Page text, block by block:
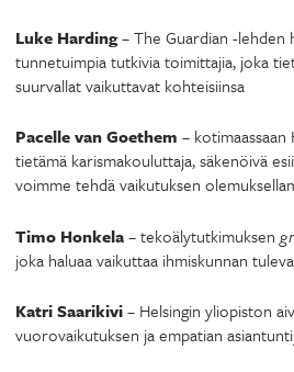
Luke Harding– The Guardian -lehden
tunnetuimpia tutkivia toimittajia, joka
suurvallat vaikuttavat kohteisiinsa
Pacelle van Goethem – kotimaassaan
tietämä karismakouluttaja, säkenöivä
voimme tehdä vaikutuksen
Timo Honkela– tekoälytutkimuksen
joka haluaa vaikuttaa ihmiskunnan
Katri Saarikivi– Helsingin yliopiston
vuorovaikutuksen ja empatian